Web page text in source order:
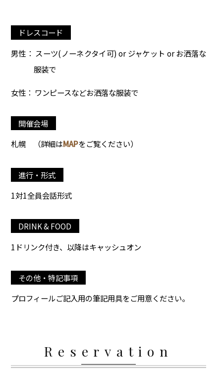
ドレスコード
男性： スーツ(ノーネクタイ可) or ジャケット or お洒落な
服装で
女性： ワンピースなどお洒落な服装で
開催会場
札幌
（詳細はMAPをご覧ください）
進行・形式
1対1全員会話形式
DRINK & FOOD
1ドリンク付き、以降はキャッシュオン
その他・特記事項
プロフィールご記入用の筆記用具をご用意ください。
Reservation